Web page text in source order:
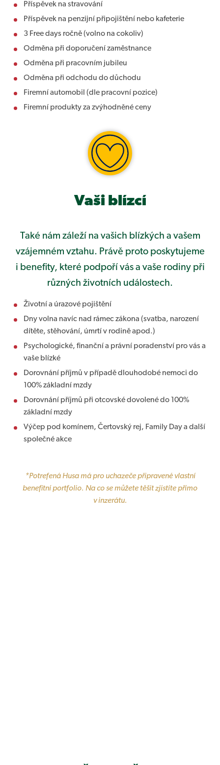
Příspěvek na stravování
Příspěvek na penzijní připojištění nebo kafeterie
3 Free days ročně (volno na cokoliv)
Odměna při doporučení zaměstnance
Odměna při pracovním jubileu
Odměna při odchodu do důchodu
Firemní automobil (dle pracovní pozice)
Firemní produkty za zvýhodněné ceny
Vaši blízcí
Také nám záleží na vašich blízkých a vašem
vzájemném vztahu. Právě proto poskytujeme
i benefity, které podpoří vás a vaše rodiny při
různých životních událostech.
Životní a úrazové pojištění
Dny volna navíc nad rámec zákona (svatba, narození
dítěte, stěhování, úmrtí v rodině apod.)
Psychologické, finanční a právní poradenství pro vás a
vaše blízké
Dorovnání příjmů v případě dlouhodobé nemoci do
100% základní mzdy
Dorovnání příjmů při otcovské dovolené do 100%
základní mzdy
Výčep pod komínem, Čertovský rej, Family Day a další
společné akce
*Potrefená Husa má pro uchazeče připravené vlastní
benefitní portfolio. Na co se můžete těšit zjistíte přímo
v inzerátu.